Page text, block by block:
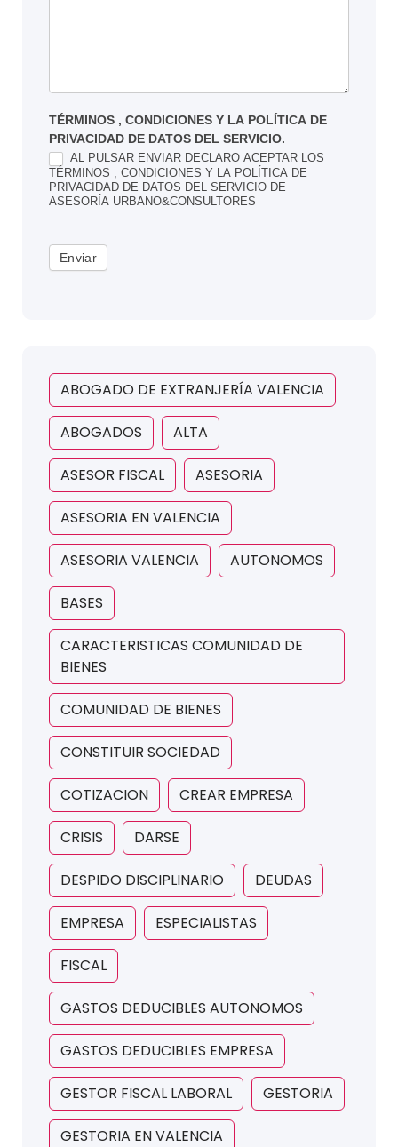
TÉRMINOS , CONDICIONES Y LA POLÍTICA DE
PRIVACIDAD DE DATOS DEL SERVICIO.
AL PULSAR ENVIAR DECLARO ACEPTAR LOS
TÉRMINOS , CONDICIONES Y LA POLÍTICA DE
PRIVACIDAD DE DATOS DEL SERVICIO DE
ASESORÍA URBANO&CONSULTORES
Enviar
ABOGADO DE EXTRANJERÍA VALENCIA
ABOGADOS ALTA
ASESOR FISCAL ASESORIA
ASESORIA EN VALENCIA
ASESORIA VALENCIA AUTONOMOS
BASES
CARACTERISTICAS COMUNIDAD DE
BIENES
COMUNIDAD DE BIENES
CONSTITUIR SOCIEDAD
COTIZACION CREAR EMPRESA
CRISIS DARSE
DESPIDO DISCIPLINARIO DEUDAS
EMPRESA ESPECIALISTAS
FISCAL
GASTOS DEDUCIBLES AUTONOMOS
GASTOS DEDUCIBLES EMPRESA
GESTOR FISCAL LABORAL GESTORIA
GESTORIA EN VALENCIA